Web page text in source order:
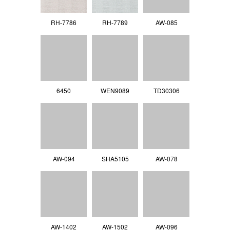
RH-7786 RH-7789 AW-085
6450 WEN9089 TD30306
AW-094 SHA5105 AW-078
AW-1402 AW-1502 AW-096